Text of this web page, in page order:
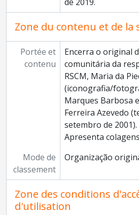
Zone du contenu et de
Portée et
contenu
Encerra o original
comunitária da
RSCM, Maria da
(iconografia/
Marques Barbosa
Ferreira Azevedo
setembro de 2001).
Apresenta
Mode de
classement
Organização
Zone des conditions
d'utilisation